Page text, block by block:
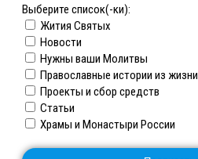
Выберите список(-ки):
Жития Святых
Новости
Нужны ваши Молитвы
Православные истории из жизни
Проекты и сбор средств
Статьи
Храмы и Монастыри России